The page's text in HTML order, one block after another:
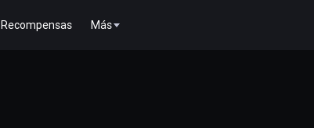
Recompensas Más